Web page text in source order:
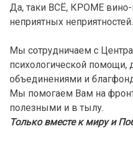
Да, таки ВСЁ, КРОМЕ вино-
неприятных неприятностей.
Мы сотрудничаем с
психологической
объединениями и
Мы помогаем Вам на
полезными и в тылу.
Только вместе к миру и